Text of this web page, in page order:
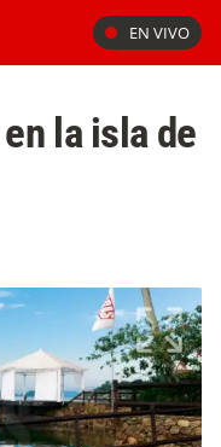
EN VIVO
la isla de